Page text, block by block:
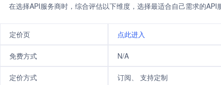
在选择API服务商时，综合评估以下维度，选择最适合自己需求的
定价页 点此进入
免费方式 N/A
定价方式 订阅、 支持定制